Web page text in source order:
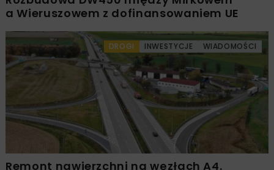
a Wieruszowem z dofinansowaniem UE
DROGI INWESTYCJE WIADOMOŚCI
Remont nawierzchni na węzłach A4.